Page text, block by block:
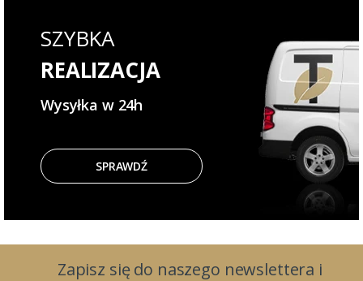
SZYBKA
REALIZACJA
Wysyłka w 24h
SPRAWDŹ
Zapisz się do naszego newslettera i